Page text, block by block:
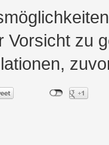
Vorsicht zu